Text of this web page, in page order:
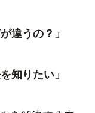
違うの？」
知りたい」